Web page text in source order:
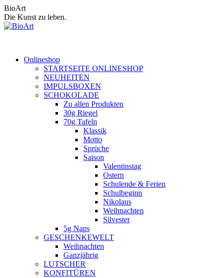
Zum
Inhalt
springen
BioArt
Die Kunst zu leben.
Onlineshop
STARTSEITE ONLINESHOP
NEUHEITEN
IMPULSBOXEN
SCHOKOLADE
Zu allen Produkten
30g Riegel
70g Tafeln
Klassik
Motto
Sprüche
Saison
Valentinstag
Ostern
Schulende & Ferien
Schulbeginn
Nikolaus
Weihnachten
Silvester
5g Naps
GESCHENKEWELT
Weihnachten
Ganzjährig
LUTSCHER
KONFITÜREN